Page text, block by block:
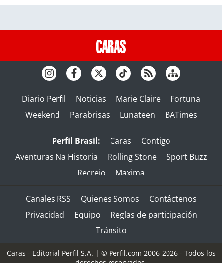
Diario Perfil Noticias Marie Claire
Fortuna
Weekend
Parabrisas Lunateen BATimes
Perfil Brasil: Caras
Contigo
Aventuras Na Historia
Rolling Stone
Sport Buzz
Recreio
Maxima
Canales RSS Quienes Somos
Contáctenos
Privacidad
Equipo
Reglas de participación
Tránsito
Caras - Editorial Perfil S.A. | © Perfil.com 2006-2026 - Todos los